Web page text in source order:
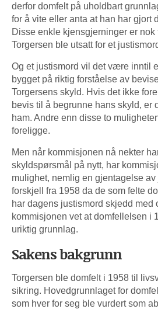
derfor domfelt på uholdbart
for å vite eller anta at han har gjort
Disse enkle kjensgjerninger er nok
Torgersen ble utsatt for et
Og et justismord vil det være inntil
bygget på riktig forståelse av
Torgersens skyld. Hvis det ikke
bevis til å begrunne hans skyld, er
ham. Andre enn disse to
foreligge.
Men når kommisjonen nå nekter
skyldspørsmål på nytt, har
mulighet, nemlig en gjentagelse av
forskjell fra 1958 da de som felte
har dagens justismord skjedd med
kommisjonen vet at domfellelsen i
uriktig grunnlag.
Sakens bakgrunn
Torgersen ble domfelt i 1958 til
sikring. Hovedgrunnlaget for
som hver for seg ble vurdert som